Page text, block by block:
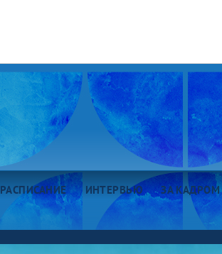
РАСПИСАНИЕ ИНТЕРВЬЮ ЗА КАДРОМ